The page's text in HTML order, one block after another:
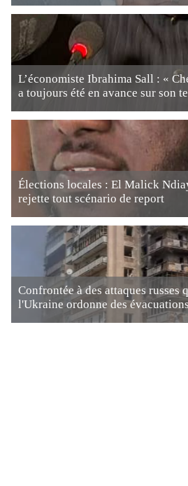
L’économiste Ibrahima Sall : «
a toujours été en avance sur son
Élections locales : El Malick
rejette tout scénario de report
Confrontée à des attaques russes
l'Ukraine ordonne des